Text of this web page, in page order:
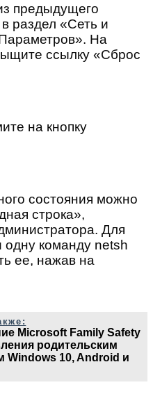
предыдущего
раздел «Сеть и
На
ссылку «Сброс
на кнопку
состояния можно
строка»,
Для
одну команду netsh
ее, нажав на
Microsoft Family Safety
родительским
Windows 10, Android и